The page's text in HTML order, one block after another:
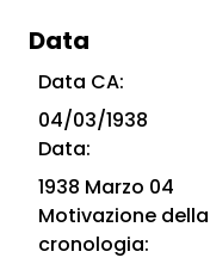
Data
Data CA:
04/03/1938
Data:
1938 Marzo 04
Motivazione della
cronologia: